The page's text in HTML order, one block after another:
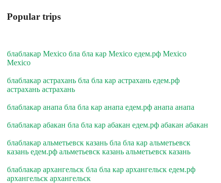
Popular trips
блаблакар Mexico бла бла кар Mexico едем.рф Mexico
Mexico
блаблакар астрахань бла бла кар астрахань едем.рф
астрахань астрахань
блаблакар анапа бла бла кар анапа едем.рф анапа анапа
блаблакар абакан бла бла кар абакан едем.рф абакан абакан
блаблакар альметьевск казань бла бла кар альметьевск
казань едем.рф альметьевск казань альметьевск казань
блаблакар архангельск бла бла кар архангельск едем.рф
архангельск архангельск